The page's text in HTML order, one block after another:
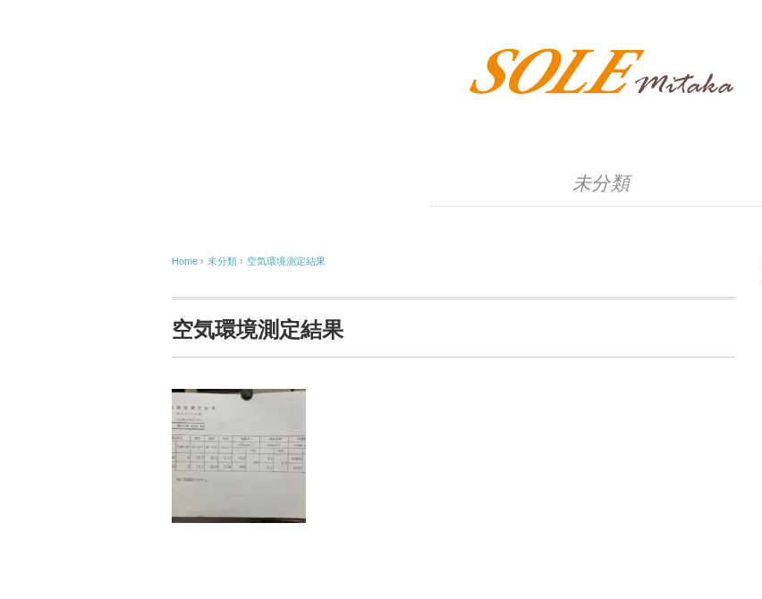
未分類
Home › 未分類 › 空気環境測定結果
空気環境測定結果